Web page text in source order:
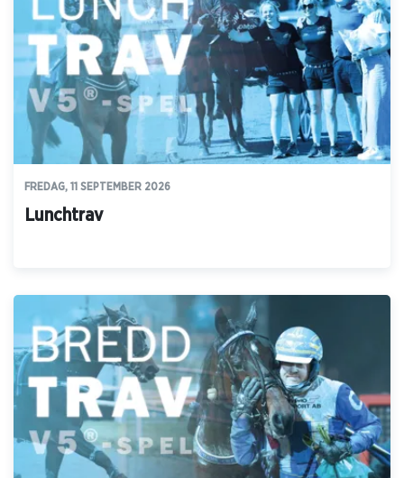
FREDAG, 11 SEPTEMBER 2026
Lunchtrav